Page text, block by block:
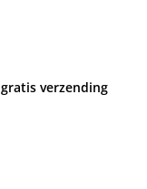
gratis verzending